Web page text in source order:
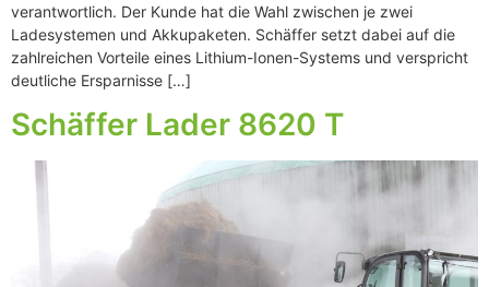
verantwortlich. Der Kunde hat die Wahl zwischen je zwei
Ladesystemen und Akkupaketen. Schäffer setzt dabei auf die
zahlreichen Vorteile eines Lithium-Ionen-Systems und verspricht
deutliche Ersparnisse […]
Schäffer Lader 8620 T